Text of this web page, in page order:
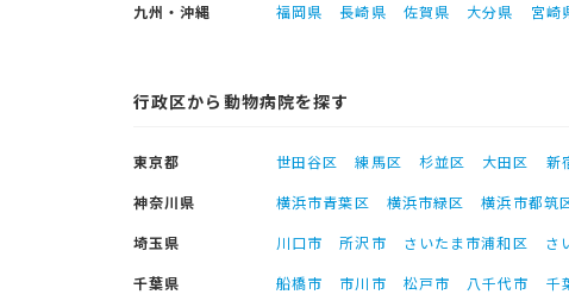
九州・沖縄
福岡県 長崎県 佐賀県 大分県 宮崎
行政区から動物病院を探す
東京都 世田谷区 練馬区 杉並区 大田区 新
神奈川県
横浜市青葉区 横浜市緑区 横浜市都筑
埼玉県
川口市 所沢市 さいたま市浦和区 さ
千葉県
船橋市 市川市 松戸市 八千代市 千